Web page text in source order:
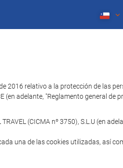
2016 relativo a la protección de las
adelante, "Reglamento general de
(CICMA nº 3750), S.L.U (en
una de las cookies utilizadas, así